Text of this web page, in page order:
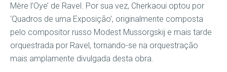
Mère l’Oye’ de Ravel. Por sua vez, Cherkaoui optou por
‘Quadros de uma Exposição’, originalmente composta
pelo compositor russo Modest Mussorgskij e mais tarde
orquestrada por Ravel, tornando-se na orquestração
mais amplamente divulgada desta obra.